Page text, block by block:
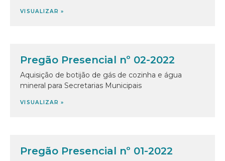
VISUALIZAR »
Pregão Presencial nº 02-2022
Aquisição de botijão de gás de cozinha e água
mineral para Secretarias Municipais
VISUALIZAR »
Pregão Presencial nº 01-2022